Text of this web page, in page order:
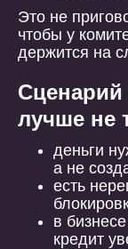
Это не
чтобы у
держится на
Сценарий
лучше не
деньги
а не
есть
в
кредит